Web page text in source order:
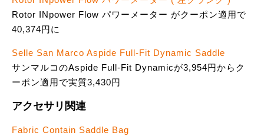
Rotor INpower Flow パワーメーター がクーポン適用で
40,374円に
Selle San Marco Aspide Full-Fit Dynamic Saddle
サンマルコのAspide Full-Fit Dynamicが3,954円からク
ーポン適用で実質3,430円
アクセサリ関連
Fabric Contain Saddle Bag